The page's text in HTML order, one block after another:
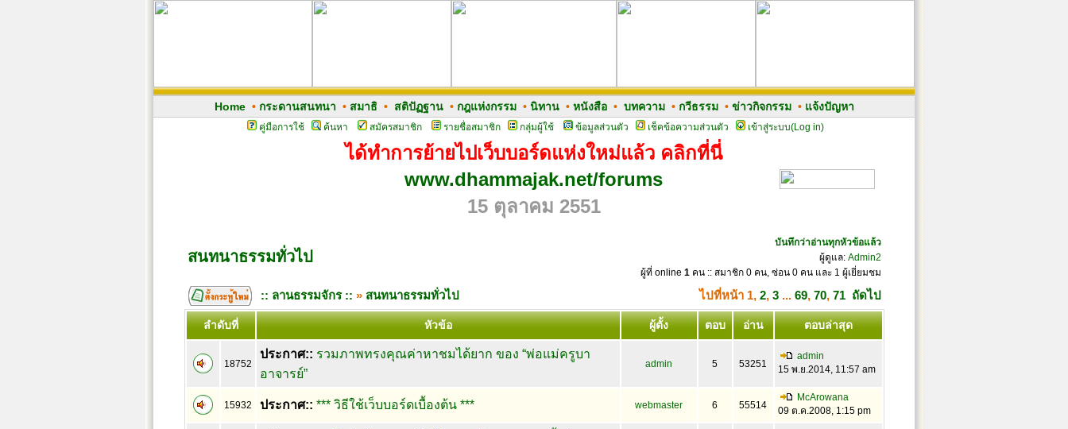
Home• กระดานสนทนา • สมาธิ• สติปัฏฐาน• กฎแห่งกรรม• นิทาน• หนังสือ• บทความ• กวีธรรม• ข่าวกิจกรรม• แจ้งปัญหา
คู่มือการใช้ ค้นหา สมัครสมาชิก รายชื่อสมาชิก กลุ่มผู้ใช้ ข้อมูลส่วนตัว เช็คข้อความส่วนตัว เข้าสู่ระบบ(Log in)
ได้ทำการย้ายไปเว็บบอร์ดแห่งใหม่แล้ว คลิกที่นี่
www.dhammajak.net/forums
15 ตุลาคม 2551
สนทนาธรรมทั่วไป
บันทึกว่าอ่านทุกหัวข้อแล้ว
ผู้ดูแล: Admin2
ผู้ที่ online 1คน :: สมาชิก 0 คน, ซ่อน 0 คน และ 1 ผู้เยี่ยมชม
:: ลานธรรมจักร :: » สนทนาธรรมทั่วไป ไปที่หน้า 1, 2, 3... 69, 70, 71 ถัดไป
ลำดับที่ หัวข้อ ผู้ตั้ง ตอบ อ่าน ตอบล่าสุด
18752
ประกาศ:: รวมภาพทรงคุณค่าหาชมได้ยาก ของ “พ่อแม่ครูบา
อาจารย์”
admin 5 53251
admin
15 พ.ย.2014, 11:57 am
15932 ประกาศ:: *** วิธีใช้เว็บบอร์ดเบื้องต้น *** webmaster 6 55514
McArowana
09 ต.ค.2008, 1:15 pm